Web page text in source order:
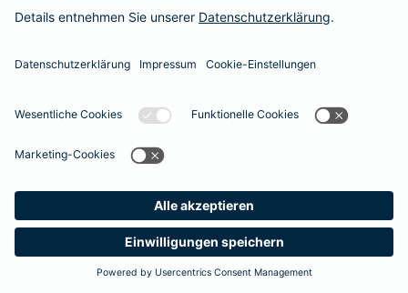
Suche Produkte
Barmenia
365 Tage / 24 Stunden